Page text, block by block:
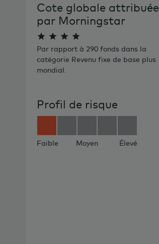
Cote globale attribuée
par Morningstar
Par rapport à 290 fonds dans la
catégorie Revenu fixe de base plus
mondial.
Profil de risque
Faible Moyen Élevé